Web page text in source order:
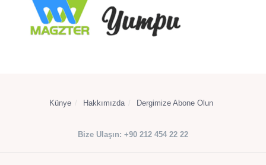
Künye Hakkımızda Dergimize Abone Olun
Bize Ulaşın: +90 212 454 22 22